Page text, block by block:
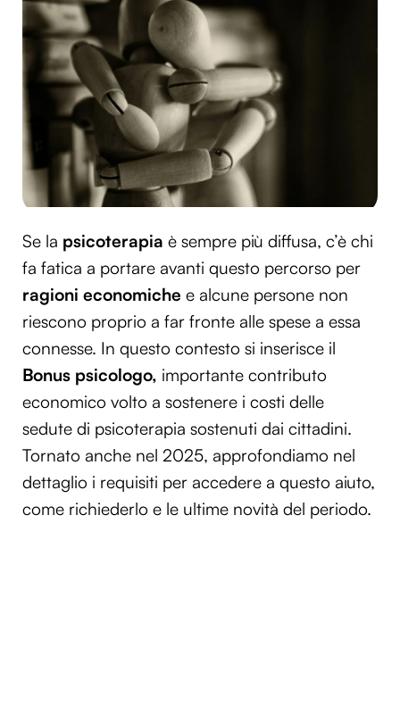
Se la psicoterapia è sempre più diffusa, c’è chi
fa fatica a portare avanti questo percorso per
ragioni economiche e alcune persone non
riescono proprio a far fronte alle spese a essa
connesse. In questo contesto si inserisce il
Bonus psicologo, importante contributo
economico volto a sostenere i costi delle
sedute di psicoterapia sostenuti dai cittadini.
Tornato anche nel 2025, approfondiamo nel
dettaglio i requisiti per accedere a questo aiuto,
come richiederlo e le ultime novità del periodo.